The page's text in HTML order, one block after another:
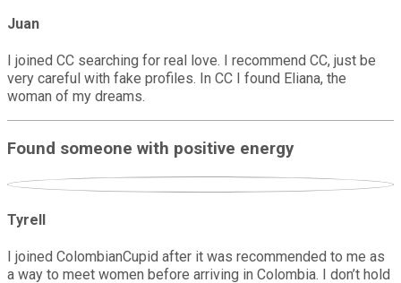
Juan
I joined CC searching for real love. I recommend CC, just be
very careful with fake profiles. In CC I found Eliana, the
woman of my dreams.
Found someone with positive energy
Tyrell
I joined ColombianCupid after it was recommended to me as
a way to meet women before arriving in Colombia. I don’t hold